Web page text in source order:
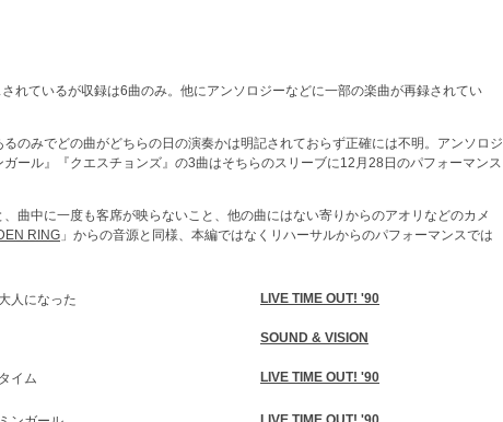
れているが収録は6曲のみ。他にアンソロジーなどに一部の楽曲が再録されてい
のみでどの曲がどちらの日の演奏かは明記されておらず正確には不明。アンソロジ
ール』『クエスチョンズ』の3曲はそちらのスリーブに12月28日のパフォーマンス
曲中に一度も客席が映らないこと、他の曲にはない寄りからのアオリなどのカメ
RING 」からの音源と同様、本編ではなくリハーサルからのパフォーマンスでは
人になった LIVE TIME OUT! '90
SOUND & VISION
イム LIVE TIME OUT! '90